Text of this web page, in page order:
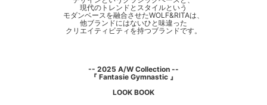
現代のトレンドとスタイルという
モダンベースを融合させたWOLF&RITAは、
他ブランドにはないひと味違った
クリエイティビティを持つブランドです。
-- 2025 A/W Collection --
『 Fantasie Gymnastic 』
LOOK BOOK